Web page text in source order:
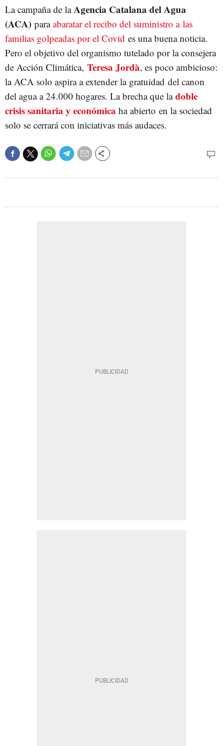
La campaña de laAgencia Catalana del Agua
(ACA) paraabaratar el recibo del suministro a las
familias golpeadas por el Covid es una buena noticia.
Pero el objetivo del organismo tutelado por la consejera
de Acción Climática, Teresa Jordà, es poco ambicioso:
la ACA solo aspira a extender la gratuidad del canon
del agua a 24.000 hogares. La brecha que ladoble
crisis sanitaria y económica ha abierto en la sociedad
solo se cerrará con iniciativas más audaces.